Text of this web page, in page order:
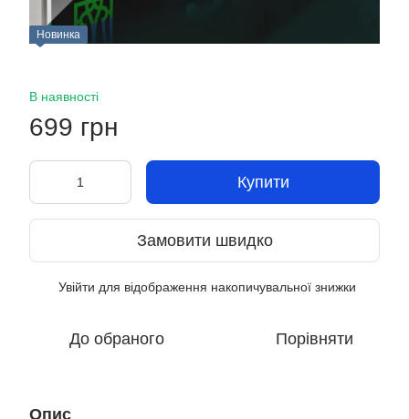
Новинка
В наявності
699 грн
Купити
Замовити швидко
Увійти для відображення накопичувальної знижки
До обраного Порівняти
Опис